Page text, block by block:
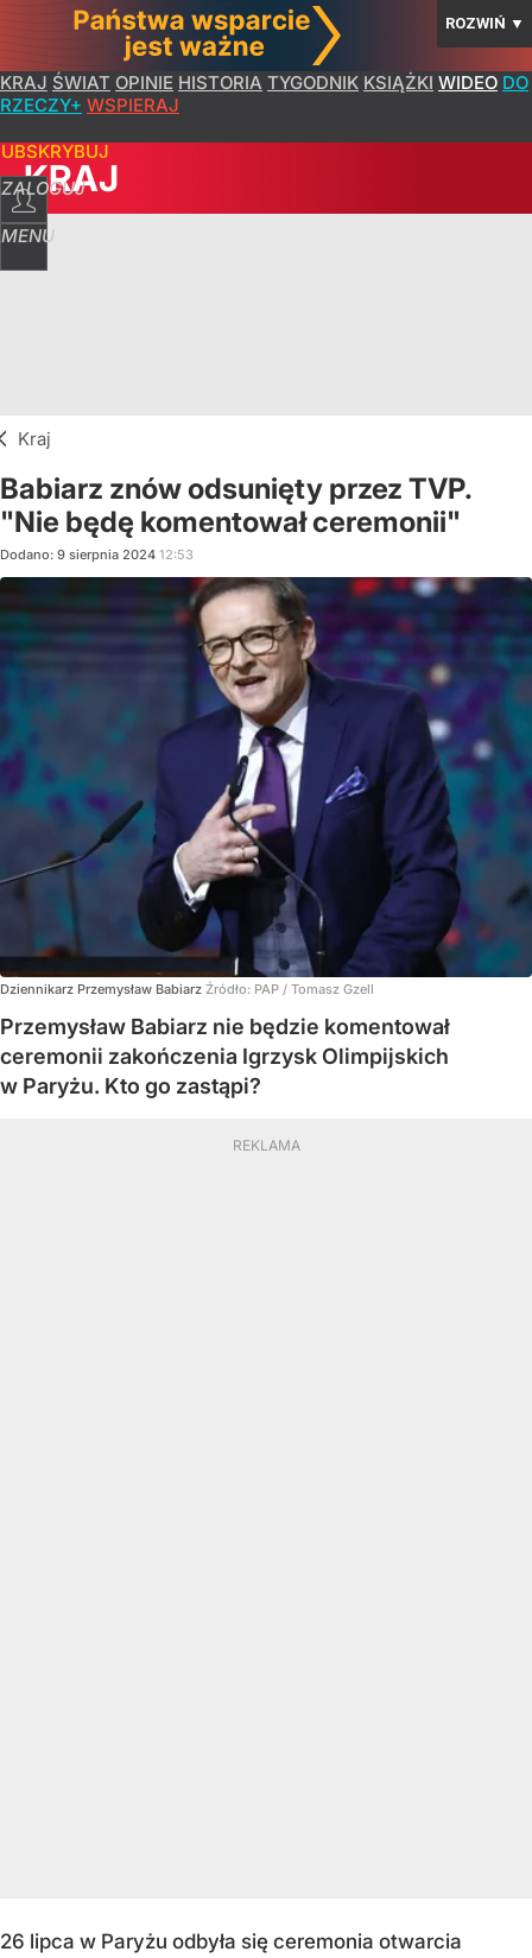
ROZWIŃ ▼
KRAJ ŚWIAT OPINIE HISTORIA TYGODNIK KSIĄŻKI WIDEO DO
RZECZY+ WSPIERAJ
ZALOGUJ
MENU
KRAJ
Kraj
Babiarz znów odsunięty przez TVP.
"Nie będę komentował ceremonii"
Dodano: 9 sierpnia 2024 12:53
Dziennikarz Przemysław Babiarz Źródło: PAP / Tomasz Gzell
Przemysław Babiarz nie będzie komentował
ceremonii zakończenia Igrzysk Olimpijskich
w Paryżu. Kto go zastąpi?
26 lipca w Paryżu odbyła się ceremonia otwarcia